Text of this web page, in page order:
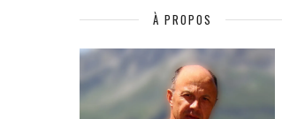
À PROPOS